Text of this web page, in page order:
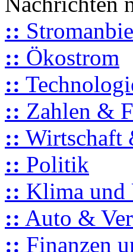
::
:: Ökostrom
::
:: Zahlen &
:: Wirtschaft
:: Politik
:: Klima und
:: Auto &
:: Finanzen